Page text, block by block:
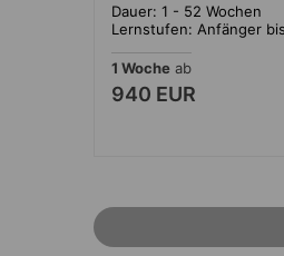
Dauer: 1 - 52 Wochen
Lernstufen: Anfänger
1 Woche ab
940 EUR